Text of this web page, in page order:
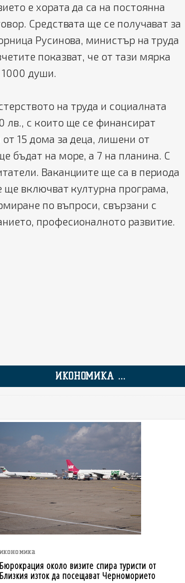
е хората да са на постоянна
Средствата ще се получават за
Русинова, министър на труда
показват, че от тази мярка
1000 души.
на труда и социалната
лв., с които ще се финансират
15 дома за деца, лишени от
бъдат на море, а 7 на планина. С
Ваканциите ще са в периода
ще включват културна програма,
по въпроси, свързани с
професионалното развитие.
ИКОНОМИКА ...
икономика
Бюрокрация около визите спира туристи от
Близкия изток да посещават Черноморието